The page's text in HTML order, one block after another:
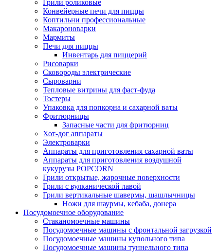
Грили роликовые
Конвейерные печи для пиццы
Коптильни профессиональные
Макароноварки
Мармиты
Печи для пиццы
Инвентарь для пиццерий
Рисоварки
Сковороды электрические
Сыроварни
Тепловые витрины для фаст-фуда
Тостеры
Упаковка для попкорна и сахарной ваты
Фритюрницы
Запасные части для фритюрниц
Хот-дог аппараты
Электроварки
Аппараты для приготовления сахарной ваты
Аппараты для приготовления воздушной
кукурузы POPCORN
Грили открытые, жарочные поверхности
Грили с вулканической лавой
Грили вертикальные шавермы, шашлычницы
Ножи для шаурмы, кебаба, донера
Посудомоечное оборудование
Стаканомоечные машины
Посудомоечные машины с фронтальной загрузкой
Посудомоечные машины купольного типа
Посудомоечные машины туннельного типа